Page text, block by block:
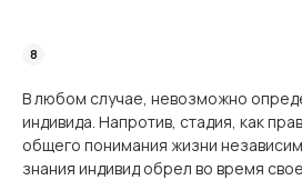
В любом случае, невозможно
индивида. Напротив, стадия, как
общего понимания жизни
знания индивид обрел во время